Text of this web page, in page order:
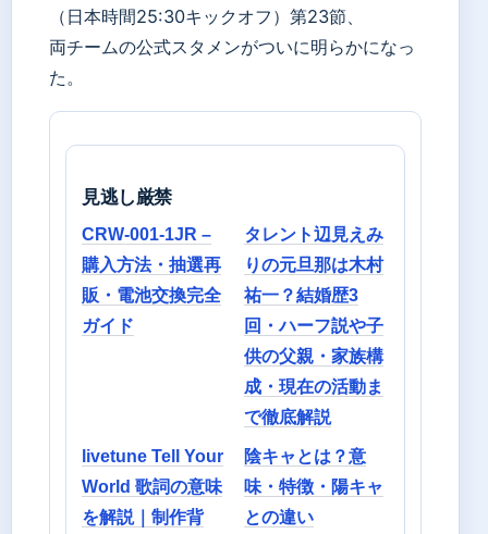
（日本時間25:30キックオフ）第23節、
両チームの公式スタメンがついに明らかになっ
た。
見逃し厳禁
CRW-001-1JR –
購入方法・抽選再
販・電池交換完全
ガイド
タレント辺見えみ
りの元旦那は木村
祐一？結婚歴3
回・ハーフ説や子
供の父親・家族構
成・現在の活動ま
で徹底解説
livetune Tell Your
World 歌詞の意味
を解説｜制作背
陰キャとは？意
味・特徴・陽キャ
との違い